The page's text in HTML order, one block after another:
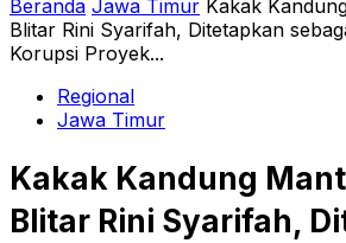
Beranda Jawa Timur Kakak
Blitar Rini Syarifah, Ditetapkan
Korupsi Proyek...
Regional
Jawa Timur
Kakak Kandung
Blitar Rini Syarifah,